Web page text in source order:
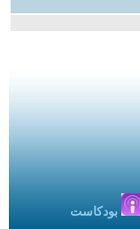
بودكاست